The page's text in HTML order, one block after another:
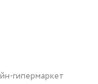
гипермаркет